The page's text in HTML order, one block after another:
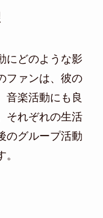
にどのような影
ファンは、彼の
音楽活動にも良
それぞれの生活
のグループ活動